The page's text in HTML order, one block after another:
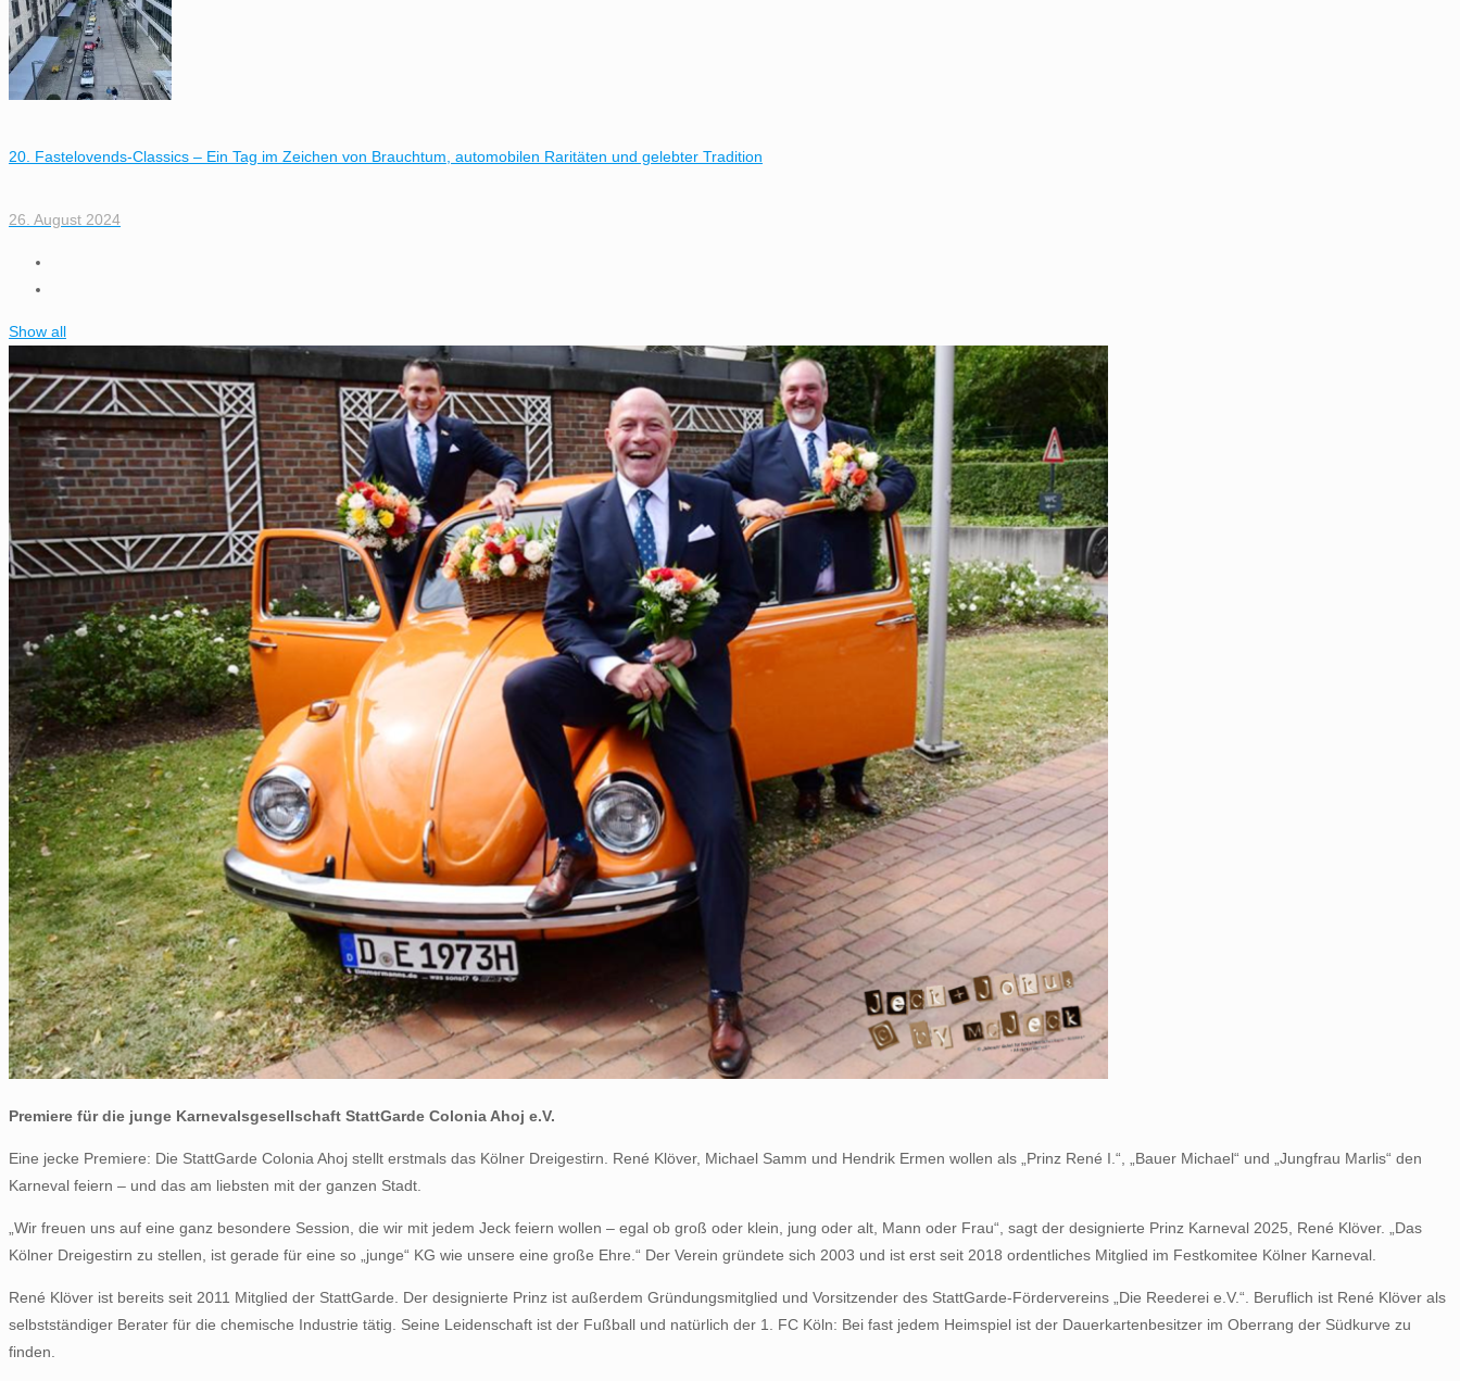
20. Fastelovends-Classics – Ein Tag im Zeichen von Brauchtum, automobilen Raritäten und gelebter Tradition
26. August 2024
Show all
Premiere für die junge Karnevalsgesellschaft StattGarde Colonia Ahoj e.V.
Eine jecke Premiere: Die StattGarde Colonia Ahoj stellt erstmals das Kölner Dreigestirn. René Klöver, Michael Samm und Hendrik Ermen wollen als „Prinz René I.“, „Bauer Michael“ und „Jungfrau Marlis“ den
Karneval feiern – und das am liebsten mit der ganzen Stadt.
„Wir freuen uns auf eine ganz besondere Session, die wir mit jedem Jeck feiern wollen – egal ob groß oder klein, jung oder alt, Mann oder Frau“, sagt der designierte Prinz Karneval 2025, René Klöver. „Das
Kölner Dreigestirn zu stellen, ist gerade für eine so „junge“ KG wie unsere eine große Ehre.“ Der Verein gründete sich 2003 und ist erst seit 2018 ordentliches Mitglied im Festkomitee Kölner Karneval.
René Klöver ist bereits seit 2011 Mitglied der StattGarde. Der designierte Prinz ist außerdem Gründungsmitglied und Vorsitzender des StattGarde-Fördervereins „Die Reederei e.V.“. Beruflich ist René Klöver als
selbstständiger Berater für die chemische Industrie tätig. Seine Leidenschaft ist der Fußball und natürlich der 1. FC Köln: Bei fast jedem Heimspiel ist der Dauerkartenbesitzer im Oberrang der Südkurve zu
finden.